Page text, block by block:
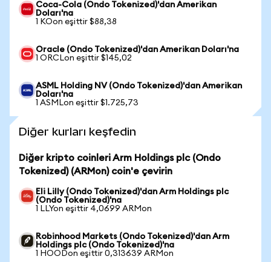
Coca-Cola (Ondo Tokenized)'dan Amerikan
Doları'na
1 KOon eşittir $88,38
Oracle (Ondo Tokenized)'dan Amerikan Doları'na
1 ORCLon eşittir $145,02
ASML Holding NV (Ondo Tokenized)'dan Amerikan
Doları'na
1 ASMLon eşittir $1.725,73
Diğer kurları keşfedin
Diğer kripto coinleri Arm Holdings plc (Ondo
Tokenized) (ARMon) coin'e çevirin
Eli Lilly (Ondo Tokenized)'dan Arm Holdings plc
(Ondo Tokenized)'na
1 LLYon eşittir 4,0699 ARMon
Robinhood Markets (Ondo Tokenized)'dan Arm
Holdings plc (Ondo Tokenized)'na
1 HOODon eşittir 0,313639 ARMon